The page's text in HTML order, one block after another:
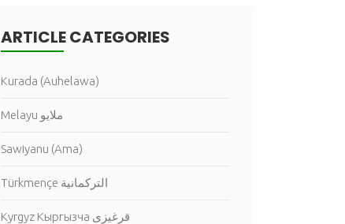
ARTICLE CATEGORIES
Kurada (Auhelawa)
Melayu ملايو
Sawiyanu (Ama)
Türkmençe التركمانية
Kyrgyz Кыргызча قرغيزى